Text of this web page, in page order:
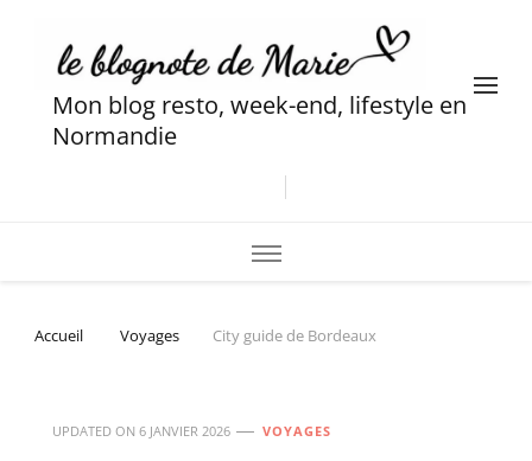
Mon blog resto, week-end, lifestyle en
Normandie
Accueil Voyages City guide de Bordeaux
UPDATED ON 6 JANVIER 2026 VOYAGES